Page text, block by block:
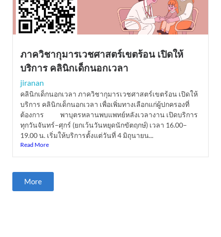
ภาควิชากุมารเวชศาสตร์เขตร้อน เปิดให้
บริการ คลินิกเด็กนอกเวลา
jiranan
คลินิกเด็กนอกเวลา ภาควิชากุมารเวชศาสตร์เขตร้อน เปิดให้
บริการ คลินิกเด็กนอกเวลา เพื่อเพิ่มทางเลือกแก่ผู้ปกครองที่
ต้องการ พาบุตรหลานพบแพทย์หลังเวลางาน เปิดบริการ
ทุกวันจันทร์–ศุกร์ (ยกเว้นวันหยุดนักขัตฤกษ์) เวลา 16.00–
19.00 น. เริ่มให้บริการตั้งแต่วันที่ 4 มิถุนายน...
Read More
More